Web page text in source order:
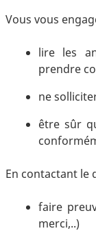
Vous vous
lire les
prendre
ne
être sûr
En contactant le
faire
merci,..)